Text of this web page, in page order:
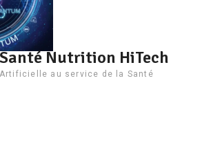
Nutrition HiTech
au service de la Santé